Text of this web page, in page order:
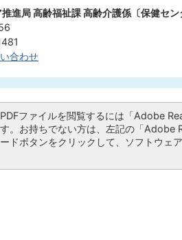
進局 高齢福祉課 高齢介護係〔保健セン
合わせ
PDFファイルを閲覧するには「Adobe
す。お持ちでない方は、左記の「Adobe
ードボタンをクリックして、ソフトウェ